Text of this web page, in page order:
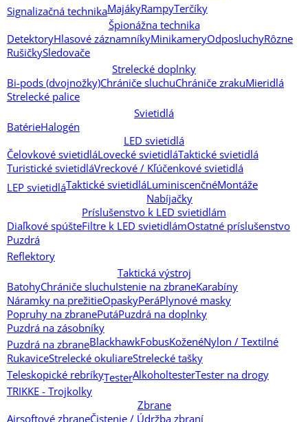
Signalizačná technikaMajákyRampyTerčíky
Špionážna technika
DetektoryHlasové záznamníkyMinikameryOdposluchyRôzne
RušičkySledovače
Strelecké doplnky
Bi-pods (dvojnožky)Chrániče sluchuChrániče zrakuMieridlá
Strelecké palice
Svietidlá
BatérieHalogén
LED svietidlá
Čelovkové svietidláLovecké svietidláTaktické svietidlá
Turistické svietidláVreckové / Kľúčenkové svietidlá
LEP svietidláTaktické svietidláLuminiscenčnéMontáže
Nabíjačky
Príslušenstvo k LED svietidlám
Diaľkové spúšteFiltre k LED svietidlámOstatné príslušenstvo
Puzdrá
Reflektory
Taktická výstroj
BatohyChrániče sluchuIstenie na zbraneKarabíny
Náramky na prežitieOpaskyPeráPlynové masky
Popruhy na zbranePutáPuzdrá na doplnky
Puzdrá na zásobníky
Puzdrá na zbraneBlackhawkFobusKoženéNylon / Textilné
RukaviceStrelecké okuliareStrelecké tašky
Teleskopické rebríkyTesterAlkoholtesterTester na drogy
TRIKKE - Trojkolky
Zbrane
Airsoftové zbraneČistenie / Údržba zbraní